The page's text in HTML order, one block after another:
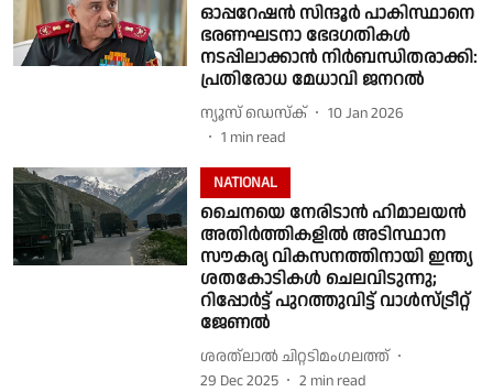
ഓപ്പറേഷൻ സിന്ദൂർ പാകിസ്ഥാനെ
ഭരണഘടനാ ഭേദഗതികൾ
നടപ്പിലാക്കാൻ നിർബന്ധിതരാക്കി:
പ്രതിരോധ മേധാവി ജനറൽ
ന്യൂസ് ഡെസ്ക്
10 Jan 2026
1 min read
NATIONAL
ചൈനയെ നേരിടാൻ ഹിമാലയൻ
അതിർത്തികളിൽ അടിസ്ഥാന
സൗകര്യ വികസനത്തിനായി ഇന്ത്യ
ശതകോടികൾ ചെലവിടുന്നു;
റിപ്പോർട്ട് പുറത്തുവിട്ട് വാൾസ്ട്രീറ്റ്
ജേണൽ
ശരത്‌ലാൽ ചിറ്റടിമംഗലത്ത്
29 Dec 2025
2 min read